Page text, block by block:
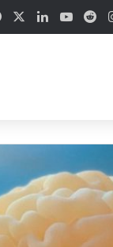
FacebookLinkedIn